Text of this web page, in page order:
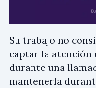
Su trabajo no
captar la atención
durante una
mantenerla